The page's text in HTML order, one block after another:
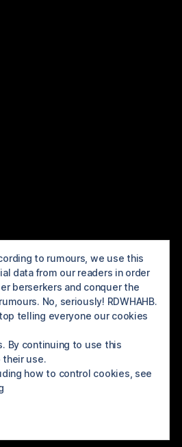
ROGALAND
to rumours, we use this
data from our readers in order
berserkers and conquer the
No, seriously! RDWHAHB.
telling everyone our cookies
By continuing to use this
use.
how to control cookies, see